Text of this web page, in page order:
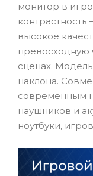
монитор в
высокое
превосходную
сценах.
наклона.
современным
наушников и
ноутбуки,